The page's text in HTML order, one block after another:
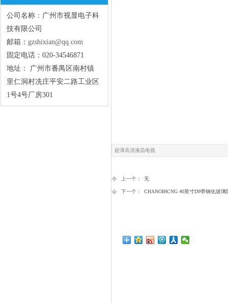
超薄高清液晶电视
上一个： 无
下一个： CHANOIHCNG 40英寸D9带钢化玻
WANGPAI 50寸Q9款曲面钢化
铝合金防爆超薄液晶电视（网
公司名称： 广州市视显电子科
技有限公司
邮箱： gzshixian@qq.com
​固定电话：020-34546871
地址： 广州市番禺区南村镇
里仁洞村冼庄平安二路工业区
1号4号厂房301